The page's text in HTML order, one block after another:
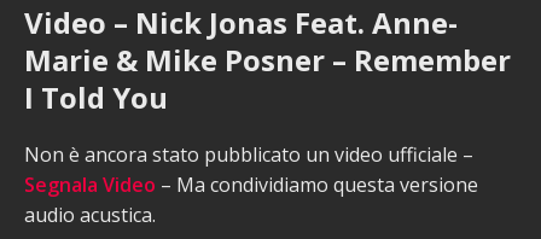
Video – Nick Jonas Feat. Anne-
Marie & Mike Posner – Remember
I Told You
Non è ancora stato pubblicato un video ufficiale –
Segnala Video – Ma condividiamo questa versione
audio acustica.